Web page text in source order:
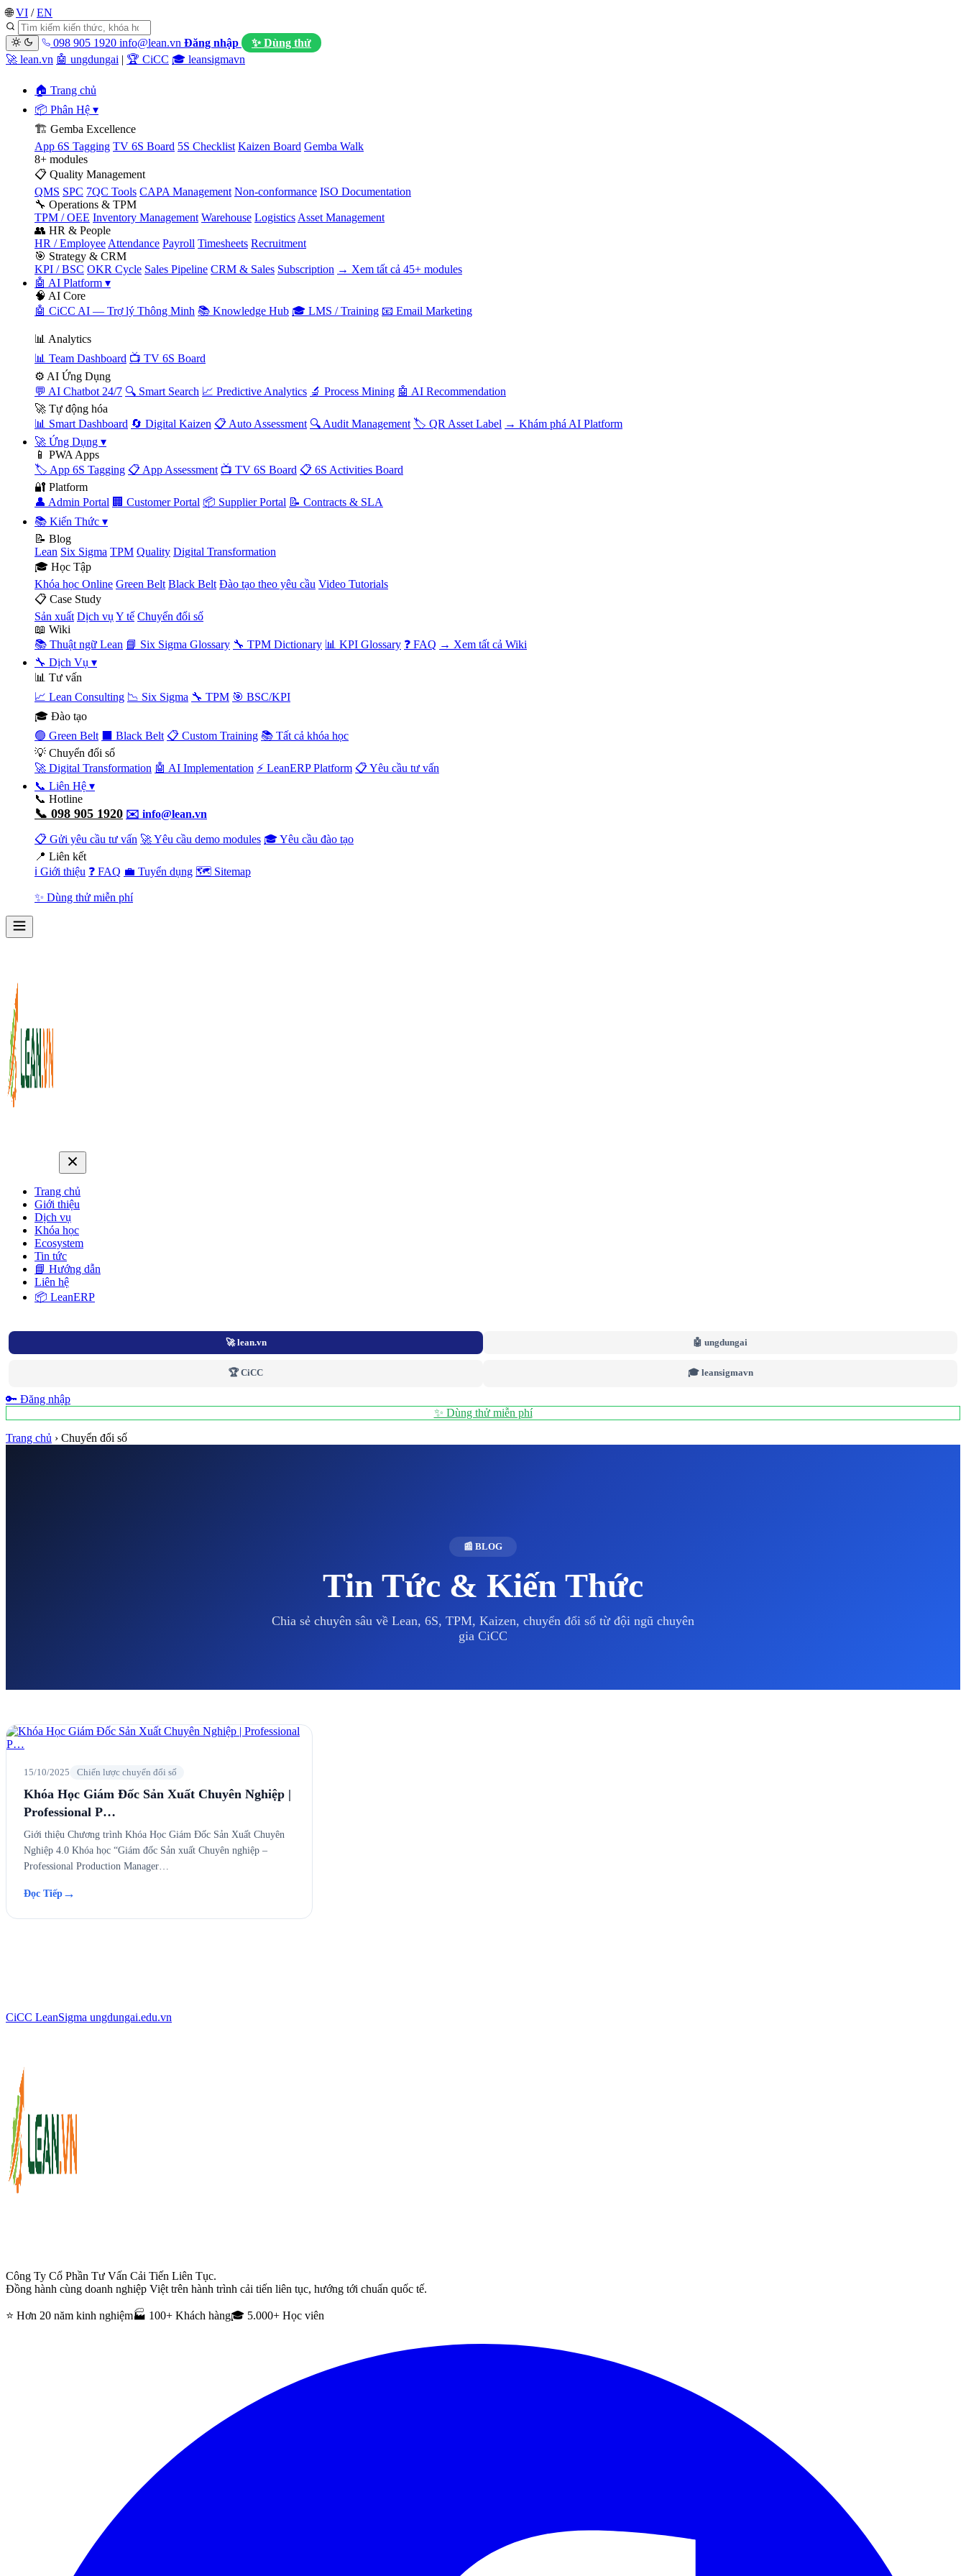
🌐 VI / EN
098 905 1920 info@lean.vn Đăng nhập
✨ Dùng thử
🚀 lean.vn 🤖 ungdungai | 🏆 CiCC 🎓 leansigmavn
🏠 Trang chủ
📦 Phân Hệ ▾
🏗️ Gemba Excellence
App 6S Tagging TV 6S Board 5S Checklist Kaizen Board Gemba Walk
8+ modules
📋 Quality Management
QMS SPC 7QC Tools CAPA Management Non-conformance ISO Documentation
🔧 Operations & TPM
TPM / OEE Inventory Management Warehouse Logistics Asset Management
👥 HR & People
HR / Employee Attendance Payroll Timesheets Recruitment
🎯 Strategy & CRM
KPI / BSC OKR Cycle Sales Pipeline CRM & Sales Subscription → Xem tất cả 45+ modules
🤖 AI Platform ▾
🧠 AI Core
🤖 CiCC AI — Trợ lý Thông Minh 📚 Knowledge Hub 🎓 LMS / Training 📧 Email Marketing
📊 Analytics
📊 Team Dashboard 📺 TV 6S Board
⚙️ AI Ứng Dụng
💬 AI Chatbot 24/7 🔍 Smart Search 📈 Predictive Analytics 🔬 Process Mining 🤖 AI Recommendation
🚀 Tự động hóa
📊 Smart Dashboard 🔄 Digital Kaizen 📋 Auto Assessment 🔍 Audit Management 🏷️ QR Asset Label → Khám phá AI Platform
🚀 Ứng Dụng ▾
📱 PWA Apps
🏷️ App 6S Tagging 📋 App Assessment 📺 TV 6S Board 📋 6S Activities Board
🔐 Platform
👤 Admin Portal 🏢 Customer Portal 📦 Supplier Portal 📝 Contracts & SLA
📚 Kiến Thức ▾
📝 Blog
Lean Six Sigma TPM Quality Digital Transformation
🎓 Học Tập
Khóa học Online Green Belt Black Belt Đào tạo theo yêu cầu Video Tutorials
📋 Case Study
Sản xuất Dịch vụ Y tế Chuyển đổi số
📖 Wiki
📚 Thuật ngữ Lean 📘 Six Sigma Glossary 🔧 TPM Dictionary 📊 KPI Glossary ❓ FAQ → Xem tất cả Wiki
🔧 Dịch Vụ ▾
📊 Tư vấn
📈 Lean Consulting 📉 Six Sigma 🔧 TPM 🎯 BSC/KPI
🎓 Đào tạo
🟢 Green Belt
⬛ Black Belt 📋 Custom Training 📚 Tất cả khóa học
💡 Chuyển đổi số
🚀 Digital Transformation 🤖 AI Implementation ⚡ LeanERP Platform 📋 Yêu cầu tư vấn
📞 Liên Hệ ▾
📞 Hotline
📞 098 905 1920 ✉️ info@lean.vn
📋 Gửi yêu cầu tư vấn 🚀 Yêu cầu demo modules 🎓 Yêu cầu đào tạo
📍 Liên kết
ℹ️ Giới thiệu ❓ FAQ 💼 Tuyển dụng 🗺️ Sitemap
✨ Dùng thử miễn phí
Trang chủ
Giới thiệu
Dịch vụ
Khóa học
Ecosystem
Tin tức
📘 Hướng dẫn
Liên hệ
📦 LeanERP
🚀 lean.vn 🤖 ungdungai
🏆 CiCC 🎓 leansigmavn
🔑 Đăng nhập
✨ Dùng thử miễn phí
Trang chủ › Chuyển đổi số
📰 BLOG
Tin Tức & Kiến Thức
Chia sẻ chuyên sâu về Lean, 6S, TPM, Kaizen, chuyển đổi số từ đội ngũ chuyên
gia CiCC
15/10/2025 Chiến lược chuyển đổi số
Khóa Học Giám Đốc Sản Xuất Chuyên Nghiệp |
Professional P…
Giới thiệu Chương trình Khóa Học Giám Đốc Sản Xuất Chuyên
Nghiệp 4.0 Khóa học “Giám đốc Sản xuất Chuyên nghiệp –
Professional Production Manager…
Đọc Tiếp →
CiCC LeanSigma ungdungai.edu.vn
Công Ty Cổ Phần Tư Vấn Cải Tiến Liên Tục.
Đồng hành cùng doanh nghiệp Việt trên hành trình cải tiến liên tục, hướng tới chuẩn quốc tế.
⭐ Hơn 20 năm kinh nghiệm🏭 100+ Khách hàng🎓 5.000+ Học viên